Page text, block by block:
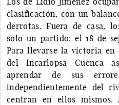
clasificación, con un
derrotas. Fuera de casa,
solo un partido: el 18 de
Para llevarse la victoria
del Incarlopsa Cuenca
aprendar de sus
independientemente del
centran en ellos mismos.